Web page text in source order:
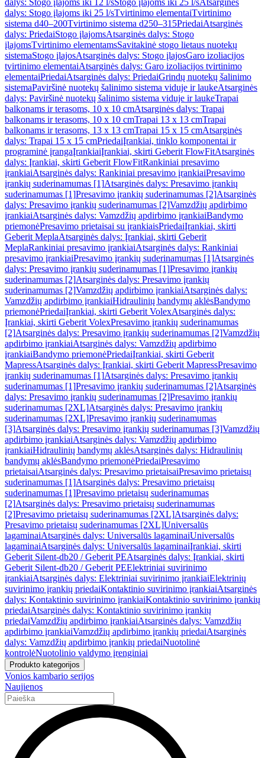
dalys: Stogo įlajoms iki 12 l/sStogo įlajoms iki 25 l/sAtsarginės
dalys: Stogo įlajoms iki 25 l/sTvirtinimo elementaiTvirtinimo
sistema d40–200Tvirtinimo sistema d250–315PriedaiAtsarginės
dalys: PriedaiStogo įlajomsAtsarginės dalys: Stogo
įlajomsTvirtinimo elementamsSavitakinė stogo lietaus nuotekų
sistemaStogo įlajosAtsarginės dalys: Stogo įlajosGaro izoliacijos
tvirtinimo elementaiAtsarginės dalys: Garo izoliacijos tvirtinimo
elementaiPriedaiAtsarginės dalys: PriedaiGrindų nuotekų šalinimo
sistemaPaviršinė nuotekų šalinimo sistema viduje ir laukeAtsarginės
dalys: Paviršinė nuotekų šalinimo sistema viduje ir laukeTrapai
balkonams ir terasoms, 10 x 10 cmAtsarginės dalys: Trapai
balkonams ir terasoms, 10 x 10 cmTrapai 13 x 13 cmTrapai
balkonams ir terasoms, 13 x 13 cmTrapai 15 x 15 cmAtsarginės
dalys: Trapai 15 x 15 cmPriedaiĮrankiai, tinklo komponentai ir
programinė įrangaĮrankiaiĮrankiai, skirti Geberit FlowFitAtsarginės
dalys: Įrankiai, skirti Geberit FlowFitRankiniai presavimo
įrankiaiAtsarginės dalys: Rankiniai presavimo įrankiaiPresavimo
įrankių suderinamumas [1]Atsarginės dalys: Presavimo įrankių
suderinamumas [1]Presavimo įrankių suderinamumas [2]Atsarginės
dalys: Presavimo įrankių suderinamumas [2]Vamzdžių apdirbimo
įrankiaiAtsarginės dalys: Vamzdžių apdirbimo įrankiaiBandymo
priemonėPresavimo prietaisai su įrankiaisPriedaiĮrankiai, skirti
Geberit MeplaAtsarginės dalys: Įrankiai, skirti Geberit
MeplaRankiniai presavimo įrankiaiAtsarginės dalys: Rankiniai
presavimo įrankiaiPresavimo įrankių suderinamumas [1]Atsarginės
dalys: Presavimo įrankių suderinamumas [1]Presavimo įrankių
suderinamumas [2]Atsarginės dalys: Presavimo įrankių
suderinamumas [2]Vamzdžių apdirbimo įrankiaiAtsarginės dalys:
Vamzdžių apdirbimo įrankiaiHidraulinių bandymų aklėsBandymo
priemonėPriedaiĮrankiai, skirti Geberit VolexAtsarginės dalys:
Įrankiai, skirti Geberit VolexPresavimo įrankių suderinamumas
[2]Atsarginės dalys: Presavimo įrankių suderinamumas [2]Vamzdžių
apdirbimo įrankiaiAtsarginės dalys: Vamzdžių apdirbimo
įrankiaiBandymo priemonėPriedaiĮrankiai, skirti Geberit
MapressAtsarginės dalys: Įrankiai, skirti Geberit MapressPresavimo
įrankių suderinamumas [1]Atsarginės dalys: Presavimo įrankių
suderinamumas [1]Presavimo įrankių suderinamumas [2]Atsarginės
dalys: Presavimo įrankių suderinamumas [2]Presavimo įrankių
suderinamumas [2XL]Atsarginės dalys: Presavimo įrankių
suderinamumas [2XL]Presavimo įrankių suderinamumas
[3]Atsarginės dalys: Presavimo įrankių suderinamumas [3]Vamzdžių
apdirbimo įrankiaiAtsarginės dalys: Vamzdžių apdirbimo
įrankiaiHidraulinių bandymų aklėsAtsarginės dalys: Hidraulinių
bandymų aklėsBandymo priemonėPriedaiPresavimo
prietaisaiAtsarginės dalys: Presavimo prietaisaiPresavimo prietaisų
suderinamumas [1]Atsarginės dalys: Presavimo prietaisų
suderinamumas [1]Presavimo prietaisų suderinamumas
[2]Atsarginės dalys: Presavimo prietaisų suderinamumas
[2]Presavimo prietaisų suderinamumas [2XL]Atsarginės dalys:
Presavimo prietaisų suderinamumas [2XL]Universalūs
lagaminaiAtsarginės dalys: Universalūs lagaminaiUniversalūs
lagaminaiAtsarginės dalys: Universalūs lagaminaiĮrankiai, skirti
Geberit Silent-db20 / Geberit PEAtsarginės dalys: Įrankiai, skirti
Geberit Silent-db20 / Geberit PEElektriniai suvirinimo
įrankiaiAtsarginės dalys: Elektriniai suvirinimo įrankiaiElektrinių
suvirinimo įrankių priedaiKontaktinio suvirinimo įrankiaiAtsarginės
dalys: Kontaktinio suvirinimo įrankiaiKontaktinio suvirinimo įrankių
priedaiAtsarginės dalys: Kontaktinio suvirinimo įrankių
priedaiVamzdžių apdirbimo įrankiaiAtsarginės dalys: Vamzdžių
apdirbimo įrankiaiVamzdžių apdirbimo įrankių priedaiAtsarginės
dalys: Vamzdžių apdirbimo įrankių priedaiNuotolinė
kontrolėNuotolinio valdymo įrenginiai
Produkto kategorijos
Vonios kambario serijos
Naujienos